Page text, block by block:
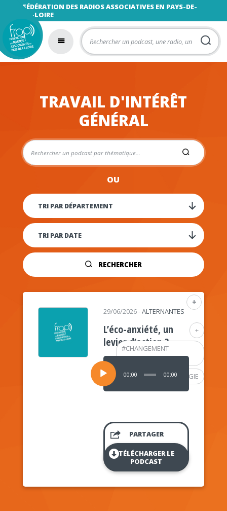
FÉDÉRATION DES RADIOS ASSOCIATIVES EN PAYS-DE-
LA-LOIRE
TRAVAIL D'INTÉRÊT
GÉNÉRAL
OU
RECHERCHER
+
+
#CHANGEMENT
CLIMATIQUE
#PSYCHOLOGIE
29/06/2026-ALTERNANTES
L’éco-anxiété, un
levier d’action ?
Lecteur
audio
00:00 00:00
PARTAGER
TÉLÉCHARGER LE
PODCAST